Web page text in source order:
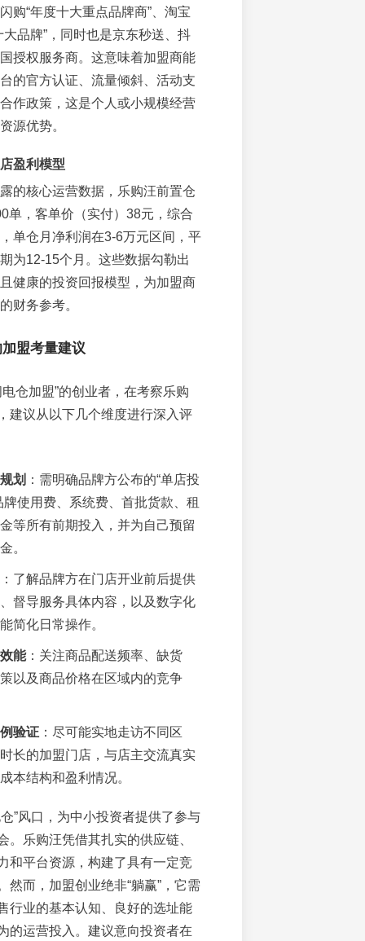
购“年度十大重点品牌商”、淘宝
大品牌”，同时也是京东秒送、抖
授权服务商。这意味着加盟商能
的官方认证、流量倾斜、活动支
作政策，这是个人或小规模经营
源优势。
盈利模型
的核心运营数据，乐购汪前置仓
单，客单价（实付）38元，综合
单仓月净利润在3-6万元区间，平
为12-15个月。这些数据勾勒出
健康的投资回报模型，为加盟商
财务参考。
盟考量建议
仓加盟”的创业者，在考察乐购
建议从以下几个维度进行深入评
划 ：需明确品牌方公布的“单店投
牌使用费、系统费、首批货款、租
等所有前期投入，并为自己预留
。
：了解品牌方在门店开业前后提供
督导服务具体内容，以及数字化
简化日常操作。
能：关注商品配送频率、缺货
以及商品价格在区域内的竞争
验证：尽可能实地走访不同区
长的加盟门店，与店主交流真实
本结构和盈利情况。
”风口，为中小投资者提供了参与
。乐购汪凭借其扎实的供应链、
和平台资源，构建了具有一定竞
然而，加盟创业绝非“躺赢”，它需
行业的基本认知、良好的选址能
的运营投入。建议意向投资者在